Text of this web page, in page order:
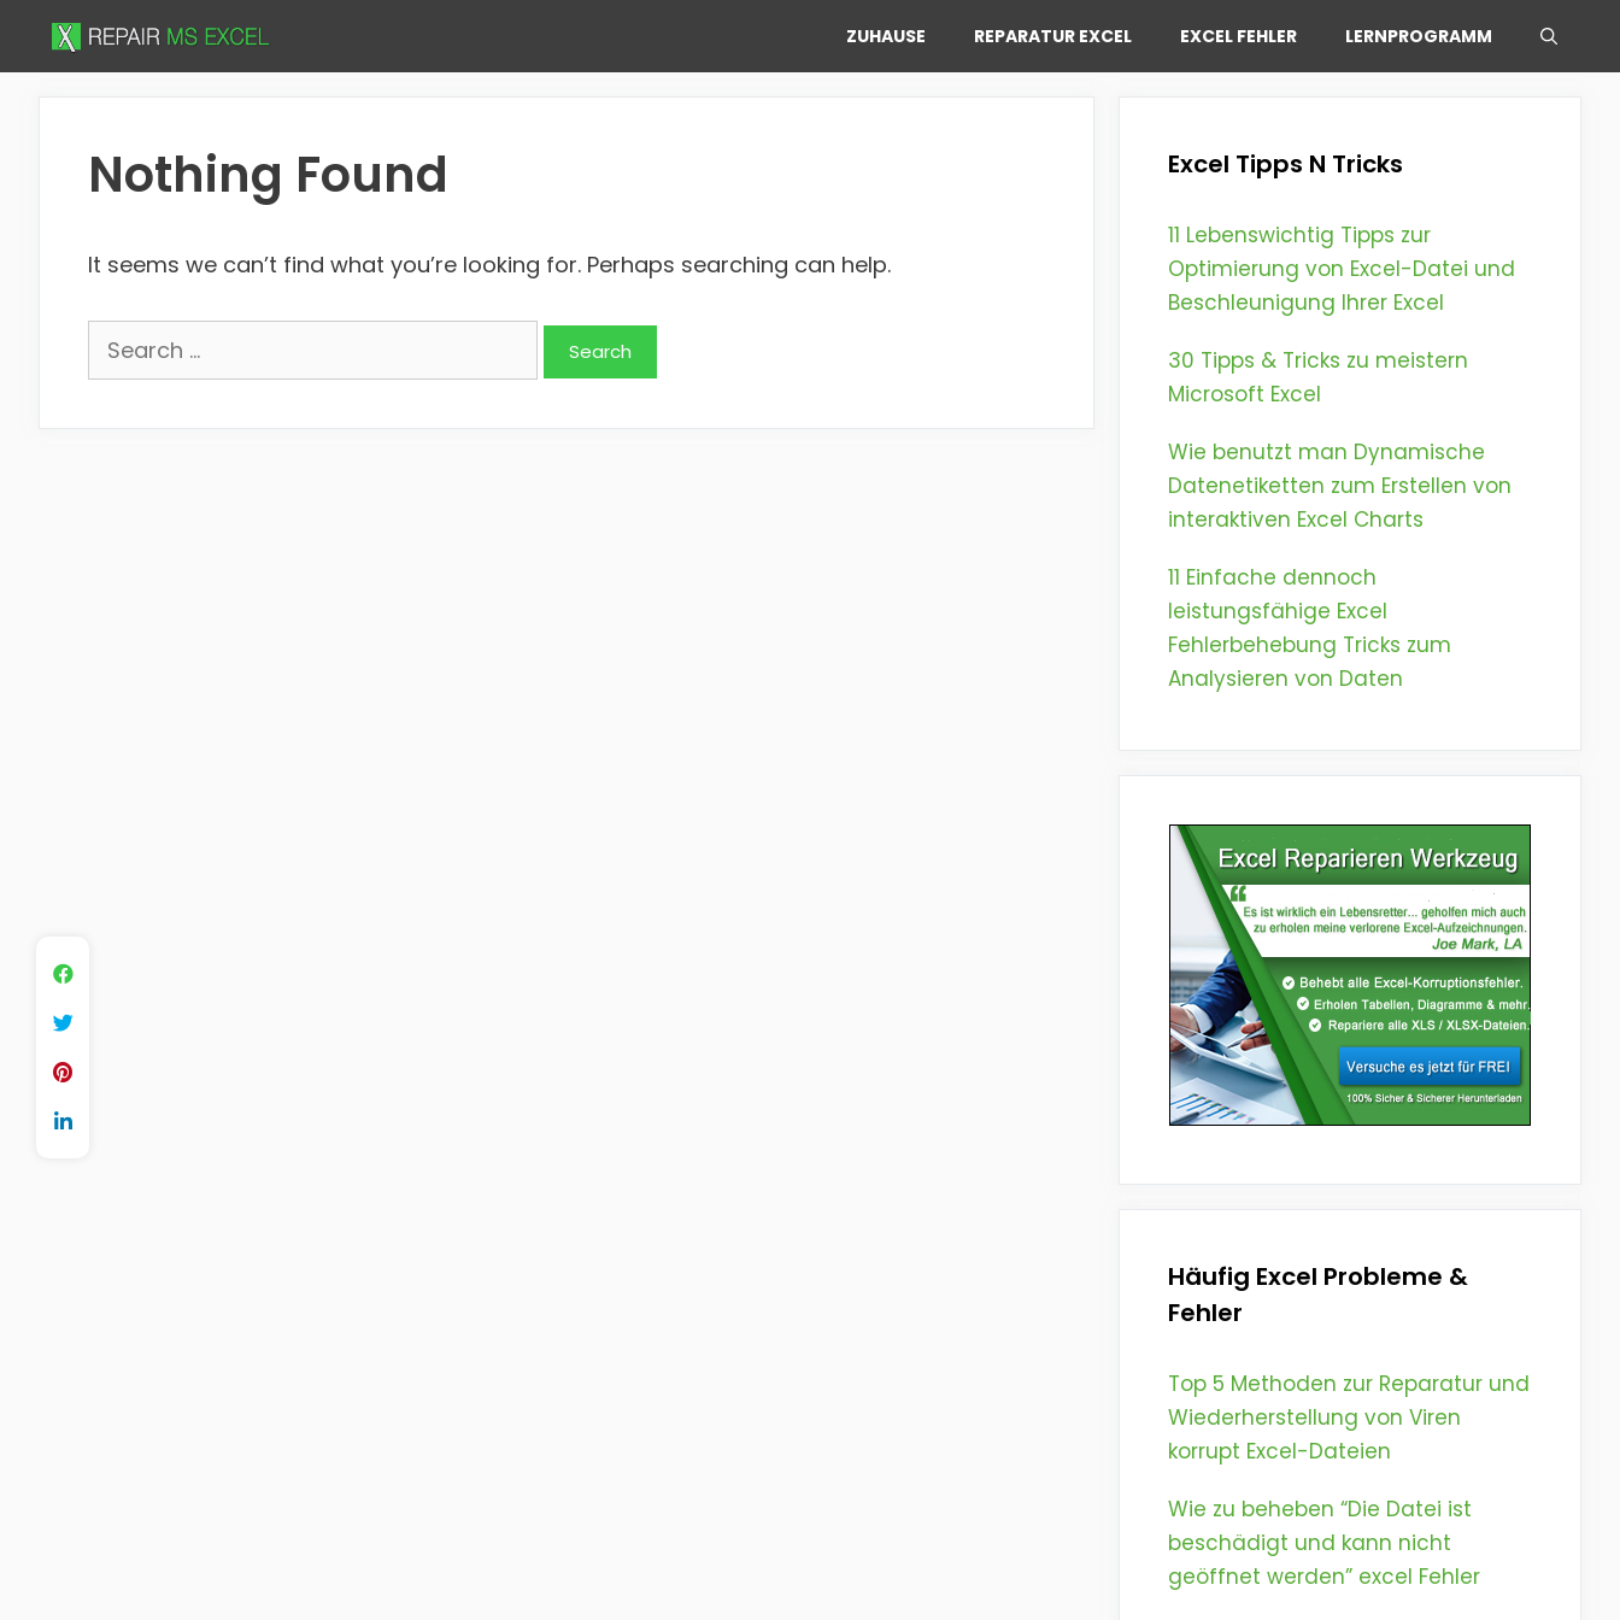
ZUHAUSE REPARATUR EXCEL EXCEL FEHLER LERNPROGRAMM
Nothing Found
It seems we can’t find what you’re looking for. Perhaps searching can help.
Search
for:
Excel Tipps N Tricks
11 Lebenswichtig Tipps zur
Optimierung von Excel-Datei und
Beschleunigung Ihrer Excel
30 Tipps & Tricks zu meistern
Microsoft Excel
Wie benutzt man Dynamische
Datenetiketten zum Erstellen von
interaktiven Excel Charts
11 Einfache dennoch
leistungsfähige Excel
Fehlerbehebung Tricks zum
Analysieren von Daten
Häufig Excel Probleme &
Fehler
Top 5 Methoden zur Reparatur und
Wiederherstellung von Viren
korrupt Excel-Dateien
Wie zu beheben “Die Datei ist
beschädigt und kann nicht
geöffnet werden” excel Fehler